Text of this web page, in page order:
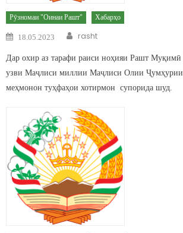
Рӯзномаи "Оинаи Рашт" Хабарҳо
Posted on
18.05.2023 Author
rasht
Дар охир аз тарафи раиси ноҳияи Рашт
узви Маҷлиси миллии Маҷлиси Олии Ҷумҳурии
меҳмонон туҳфаҳои хотирмон супорида шуд.